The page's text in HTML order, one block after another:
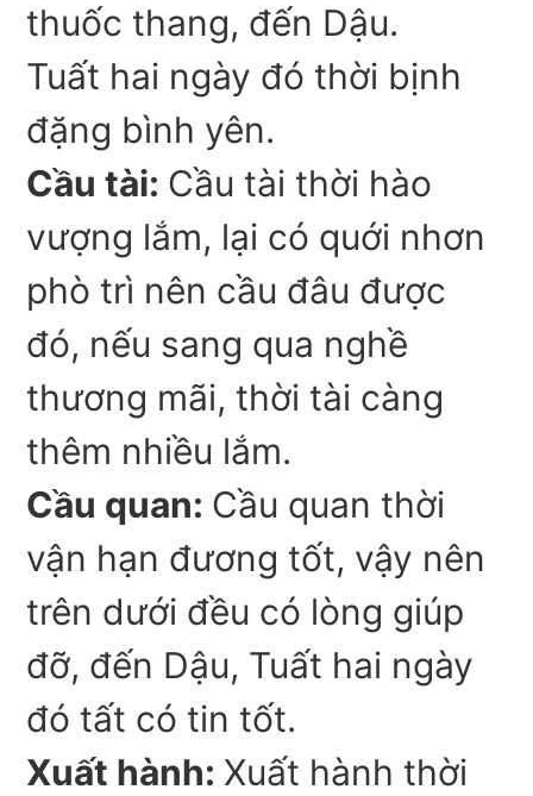
thuốc thang, đến Dậu.
Tuất hai ngày đó thời bịnh
đặng bình yên.
Cầu tài: Cầu tài thời hào
vượng lắm, lại có quới nhơn
phò trì nên cầu đâu được
đó, nếu sang qua nghề
thương mãi, thời tài càng
thêm nhiều lắm.
Cầu quan: Cầu quan thời
vận hạn đương tốt, vậy nên
trên dưới đều có lòng giúp
đỡ, đến Dậu, Tuất hai ngày
đó tất có tin tốt.
Xuất hành: Xuất hành thời